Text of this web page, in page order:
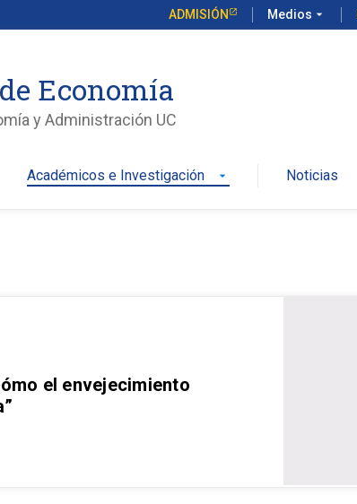
ADMISIÓN Medios arrow_drop_down
Economía
y Administración UC
Académicos e Investigación arrow_drop_down Noticias
el envejecimiento